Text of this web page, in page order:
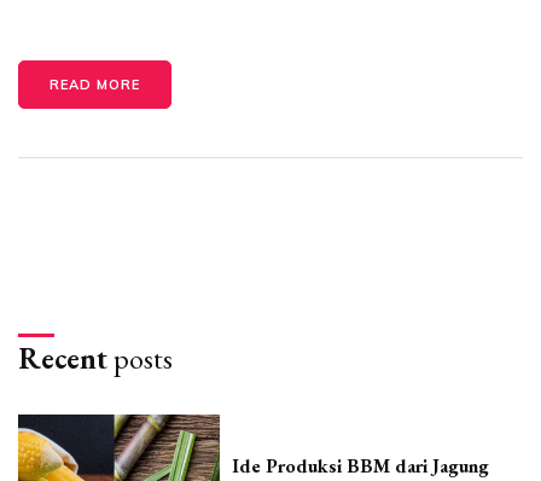
READ MORE
Recentposts
Ide Produksi BBM dari Jagung